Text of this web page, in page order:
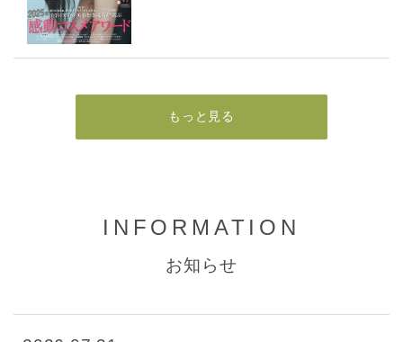
もっと見る
INFORMATION
お知らせ